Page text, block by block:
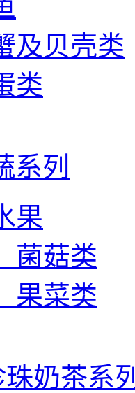
及贝壳类
类
系列
果
菌菇类
果菜类
奶茶系列